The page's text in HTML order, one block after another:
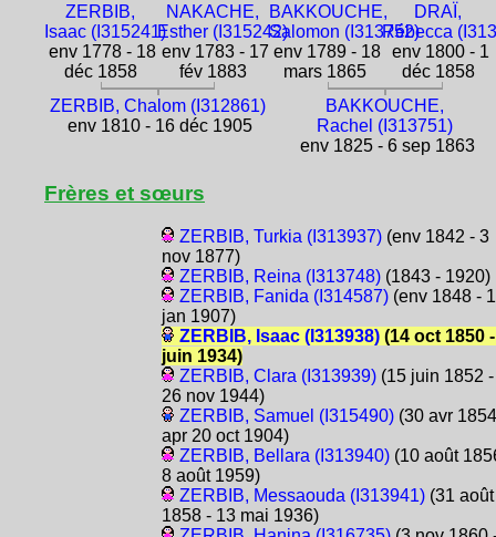
ZERBIB,
Isaac (I315241)
env 1778 - 18
déc 1858
NAKACHE,
Esther (I315242)
env 1783 - 17
fév 1883
BAKKOUCHE,
Salomon (I313752)
env 1789 - 18
mars 1865
DRAÏ,
Rébecca
env 1800 - 1
déc 1858
ZERBIB, Chalom (I312861)
env 1810 - 16 déc 1905
BAKKOUCHE,
Rachel (I313751)
env 1825 - 6 sep 1863
Frères et sœurs
ZERBIB, Turkia (I313937)(env 1842 - 3
nov 1877)
ZERBIB, Reina (I313748)(1843 - 1920)
ZERBIB, Fanida (I314587)(env 1848 -
jan 1907)
ZERBIB, Isaac (I313938)(14 oct 1850
juin 1934)
ZERBIB, Clara (I313939)(15 juin 1852 -
26 nov 1944)
ZERBIB, Samuel (I315490)(30 avr
apr 20 oct 1904)
ZERBIB, Bellara (I313940)(10 août
8 août 1959)
ZERBIB, Messaouda (I313941)(31 août
1858 - 13 mai 1936)